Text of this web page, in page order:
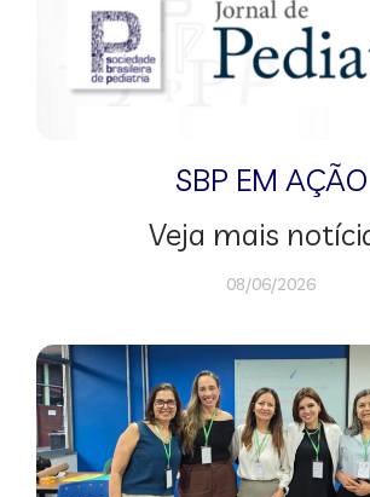
SBP EM AÇÃO
Veja mais
08/06/2026